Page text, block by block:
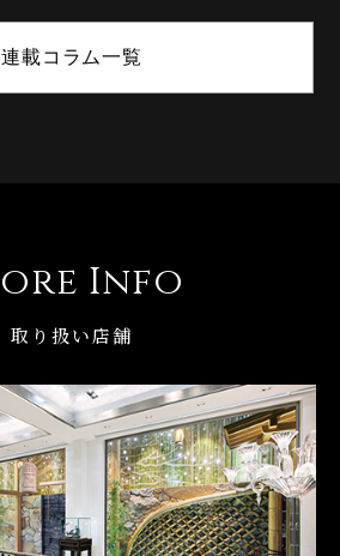
連載コラム一覧
Info
取り扱い店舗